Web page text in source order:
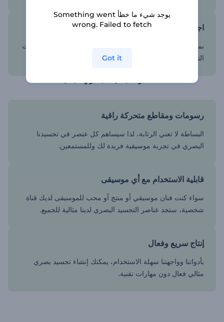
اجعل قناتك الموسيقية مميزة
بمجرد إنشاء تجسيد بصري بسيط للموسيقى، شاركه على قنوات
التواصل الاجتماعي لتعزيز عدد المستمعين حول العالم.
رسومات ومقاطع متحركة راقية
البساطة لا تعني الرتابة، لذا سيساهم كل عنصر في تجسيدنا
البصري في تجربة موسيقية فريدة لك وللمستمعين.
قابلية الاستخدام مع أي موسيقى
سواء كنت فنان موسيقي أو منتج أو محب للموسيقى لديك قناة
شخصية، ستجد عناصر التجسيد البصري لدينا مثالية للجميع.
إنتاج سريع وفعال
بأدواتنا وواجهتنا سهلة الاستخدام، يمكنك إنشاء تجسيد بصري
مثالي فعال دون مهارات تقنية.
يوجد شيء ما خطأ Something went
wrong. Failed to fetch
Got it